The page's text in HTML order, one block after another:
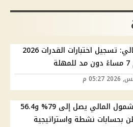
التعليم العالي: تسجيل اختبارات القدرات 2026
المركزي: الشمول المالي يصل إلى 79% و56.4
بحسابات نشطة واستراتيجية